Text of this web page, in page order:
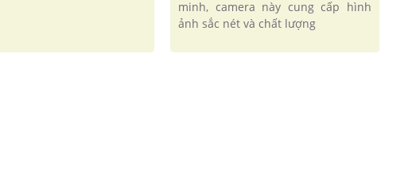
minh, camera này cung cấp hình
ảnh sắc nét và chất lượng